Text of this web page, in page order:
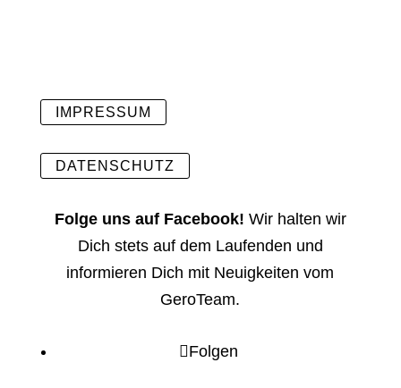
IMPRESSUM
DATENSCHUTZ
Folge uns auf Facebook! Wir halten wir
Dich stets auf dem Laufenden und
informieren Dich mit Neuigkeiten vom
GeroTeam.
Folgen